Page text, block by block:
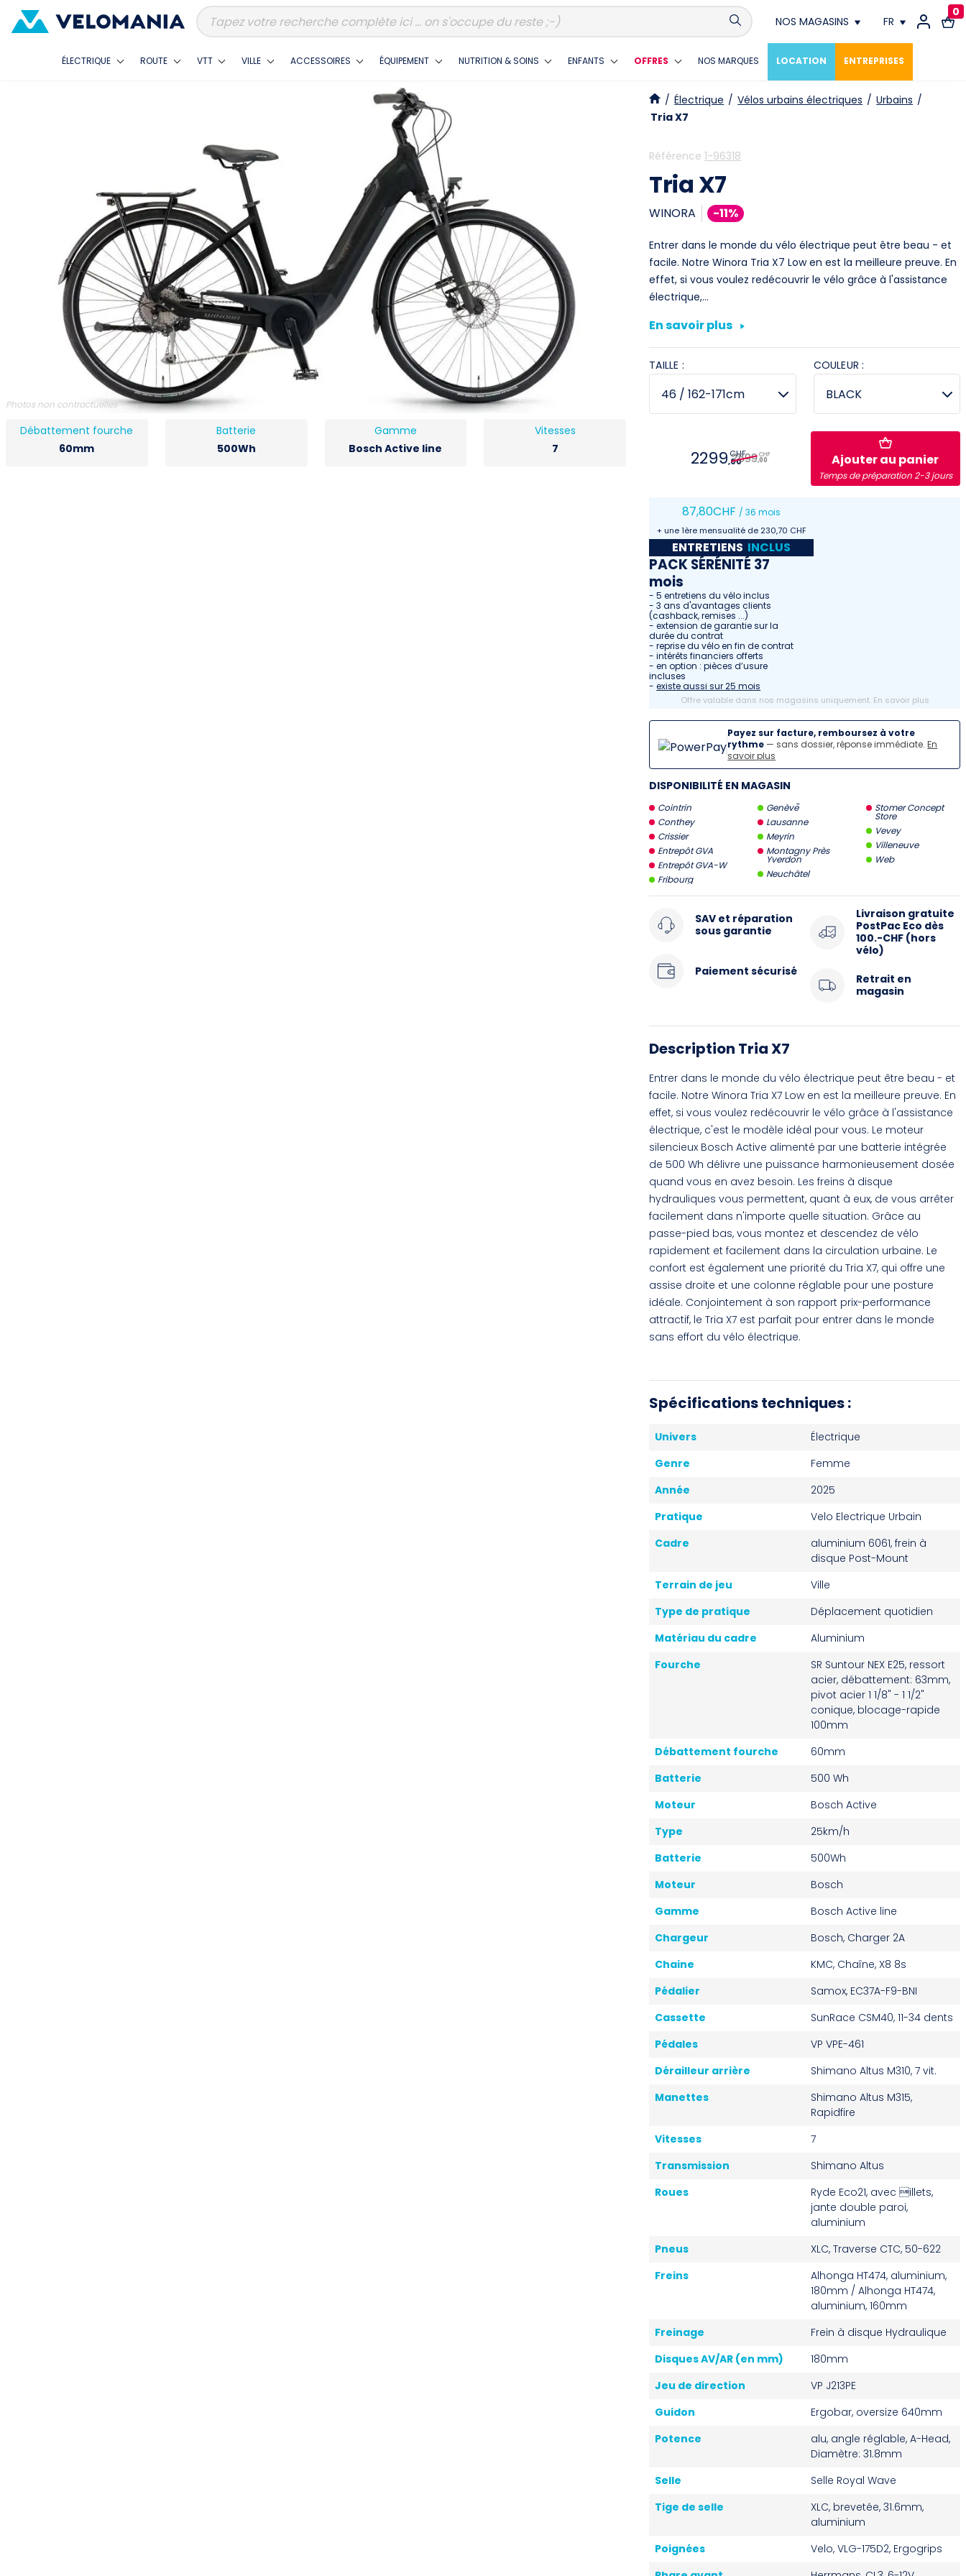
NOS MAGASINS
Conthey
Crissier
Meyrin
Neuchâtel
Yverdon
Stromer Concept Store
FR
FR
DE
0
ÉLECTRIQUE ROUTE VTT VILLE ACCESSOIRES ÉQUIPEMENT NUTRITION & SOINS ENFANTS OFFRES NOS MARQUES LOCATION ENTREPRISES
Photos non contractuelles
Débattement fourche
60mm
Batterie
500Wh
Gamme
Bosch Active line
Vitesses
7
/ Électrique / Vélos urbains électriques / Urbains /
Tria X7
Référence 1-96318
Tria X7
WINORA -11%
Entrer dans le monde du vélo électrique peut être beau - et
facile. Notre Winora Tria X7 Low en est la meilleure preuve. En
effet, si vous voulez redécouvrir le vélo grâce à l'assistance
électrique,…
En savoir plus
TAILLE : COULEUR :
2299,00
CHF
2599,00
CHF Ajouter au panier
Temps de préparation 2-3 jours
87,80CHF / 36 mois
+ une 1ère mensualité de 230,70 CHF
ENTRETIENS INCLUS
PACK SÉRÉNITÉ 37
mois
- 5 entretiens du vélo inclus
- 3 ans d'avantages clients
(cashback, remises ...)
- extension de garantie sur la
durée du contrat
- reprise du vélo en fin de contrat
- intérêts financiers offerts
- en option : pièces d’usure
incluses
-existe aussi sur 25 mois
Offre valable dans nos magasins uniquement. En savoir plus
Payez sur facture, remboursez à votre
rythme — sans dossier, réponse immédiate.En
savoir plus
DISPONIBILITÉ EN MAGASIN
Cointrin
Conthey
Crissier
Entrepôt GVA
Entrepôt GVA-W
Fribourg
Genève
Lausanne
Meyrin
Montagny Près
Yverdon
Neuchâtel
Stomer Concept
Store
Vevey
Villeneuve
Web
SAV et réparation
sous garantie
Paiement sécurisé
Livraison gratuite
PostPac Eco dès
100.-CHF (hors
vélo)
Retrait en
magasin
Description Tria X7
Entrer dans le monde du vélo électrique peut être beau - et
facile. Notre Winora Tria X7 Low en est la meilleure preuve. En
effet, si vous voulez redécouvrir le vélo grâce à l'assistance
électrique, c'est le modèle idéal pour vous. Le moteur
silencieux Bosch Active alimenté par une batterie intégrée
de 500 Wh délivre une puissance harmonieusement dosée
quand vous en avez besoin. Les freins à disque
hydrauliques vous permettent, quant à eux, de vous arrêter
facilement dans n'importe quelle situation. Grâce au
passe-pied bas, vous montez et descendez de vélo
rapidement et facilement dans la circulation urbaine. Le
confort est également une priorité du Tria X7, qui offre une
assise droite et une colonne réglable pour une posture
idéale. Conjointement à son rapport prix-performance
attractif, le Tria X7 est parfait pour entrer dans le monde
sans effort du vélo électrique.
Spécifications techniques :
Univers
Électrique
Genre
Femme
Année
2025
Pratique
Velo Electrique Urbain
Cadre
aluminium 6061, frein à
disque Post-Mount
Terrain de jeu
Ville
Type de pratique
Déplacement quotidien
Matériau du cadre
Aluminium
Fourche
SR Suntour NEX E25, ressort
acier, débattement: 63mm,
pivot acier 1 1/8" - 1 1/2"
conique, blocage-rapide
100mm
Débattement fourche
60mm
Batterie
500 Wh
Moteur
Bosch Active
Type
25km/h
Batterie
500Wh
Moteur
Bosch
Gamme
Bosch Active line
Chargeur
Bosch, Charger 2A
Chaine
KMC, Chaîne, X8 8s
Pédalier
Samox, EC37A-F9-BNI
Cassette
SunRace CSM40, 11-34 dents
Pédales
VP VPE-461
Dérailleur arrière
Shimano Altus M310, 7 vit.
Manettes
Shimano Altus M315,
Rapidfire
Vitesses
7
Transmission
Shimano Altus
Roues
Ryde Eco21, avec illets,
jante double paroi,
aluminium
Pneus
XLC, Traverse CTC, 50-622
Freins
Alhonga HT474, aluminium,
180mm / Alhonga HT474,
aluminium, 160mm
Freinage
Frein à disque Hydraulique
Disques AV/AR (en mm)
180mm
Jeu de direction
VP J213PE
Guidon
Ergobar, oversize 640mm
Potence
alu, angle réglable, A-Head,
Diamètre: 31.8mm
Selle
Selle Royal Wave
Tige de selle
XLC, brevetée, 31.6mm,
aluminium
Poignées
Velo, VLG-175D2, Ergogrips